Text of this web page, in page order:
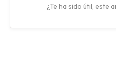
¿Te ha sido útil, este